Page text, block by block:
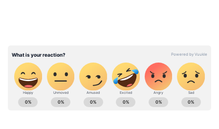
ABOUT THE AUTHOR